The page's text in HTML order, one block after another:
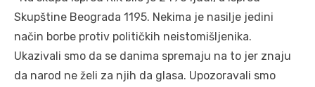
Skupštine Beograda 1195. Nekima je nasilje jedini
način borbe protiv političkih neistomišljenika.
Ukazivali smo da se danima spremaju na to jer znaju
da narod ne želi za njih da glasa. Upozoravali smo